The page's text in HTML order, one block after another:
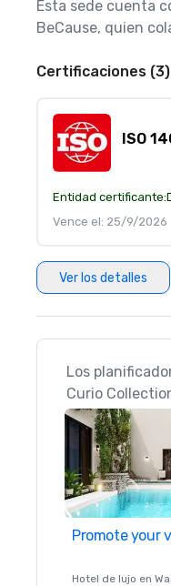
Esta sede cuenta
BeCause, quien
Certificaciones (3)
ISO
Entidad certificante:
Vence el: 25/9/2026
Ver los detalles
Los
Curio
Promote your
Hotel de lujo en